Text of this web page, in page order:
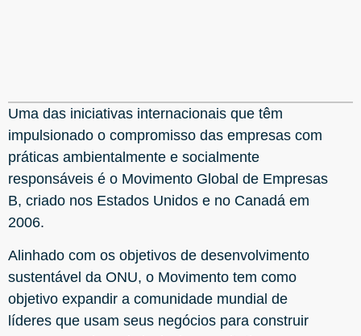
Uma das iniciativas internacionais que têm
impulsionado o compromisso das empresas com
práticas ambientalmente e socialmente
responsáveis é o Movimento Global de Empresas
B, criado nos Estados Unidos e no Canadá em
2006.
Alinhado com os objetivos de desenvolvimento
sustentável da ONU, o Movimento tem como
objetivo expandir a comunidade mundial de
líderes que usam seus negócios para construir